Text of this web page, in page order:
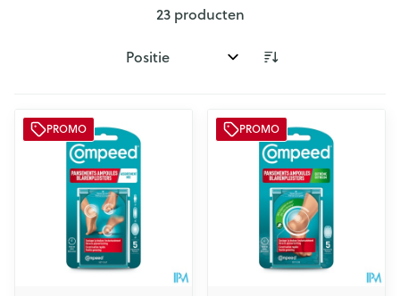
23producten
Sorteer op:
PROMO PROMO